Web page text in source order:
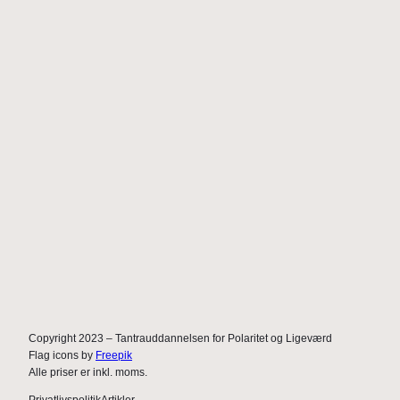
Copyright 2023 – Tantrauddannelsen for Polaritet og Ligeværd
Flag icons by Freepik
Alle priser er inkl. moms.